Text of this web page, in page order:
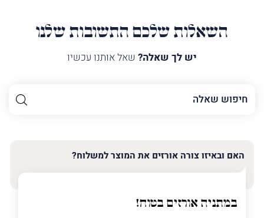
השאלות שלכם התשובות שלנו
יש לך שאלה? שאל אותנו עכשיו
השם
שלך
האם ובאיזו צורה אורזים את המוצר למשלוח?
במתניה אורזים בטוח!